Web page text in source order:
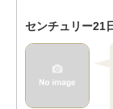
センチュリー21